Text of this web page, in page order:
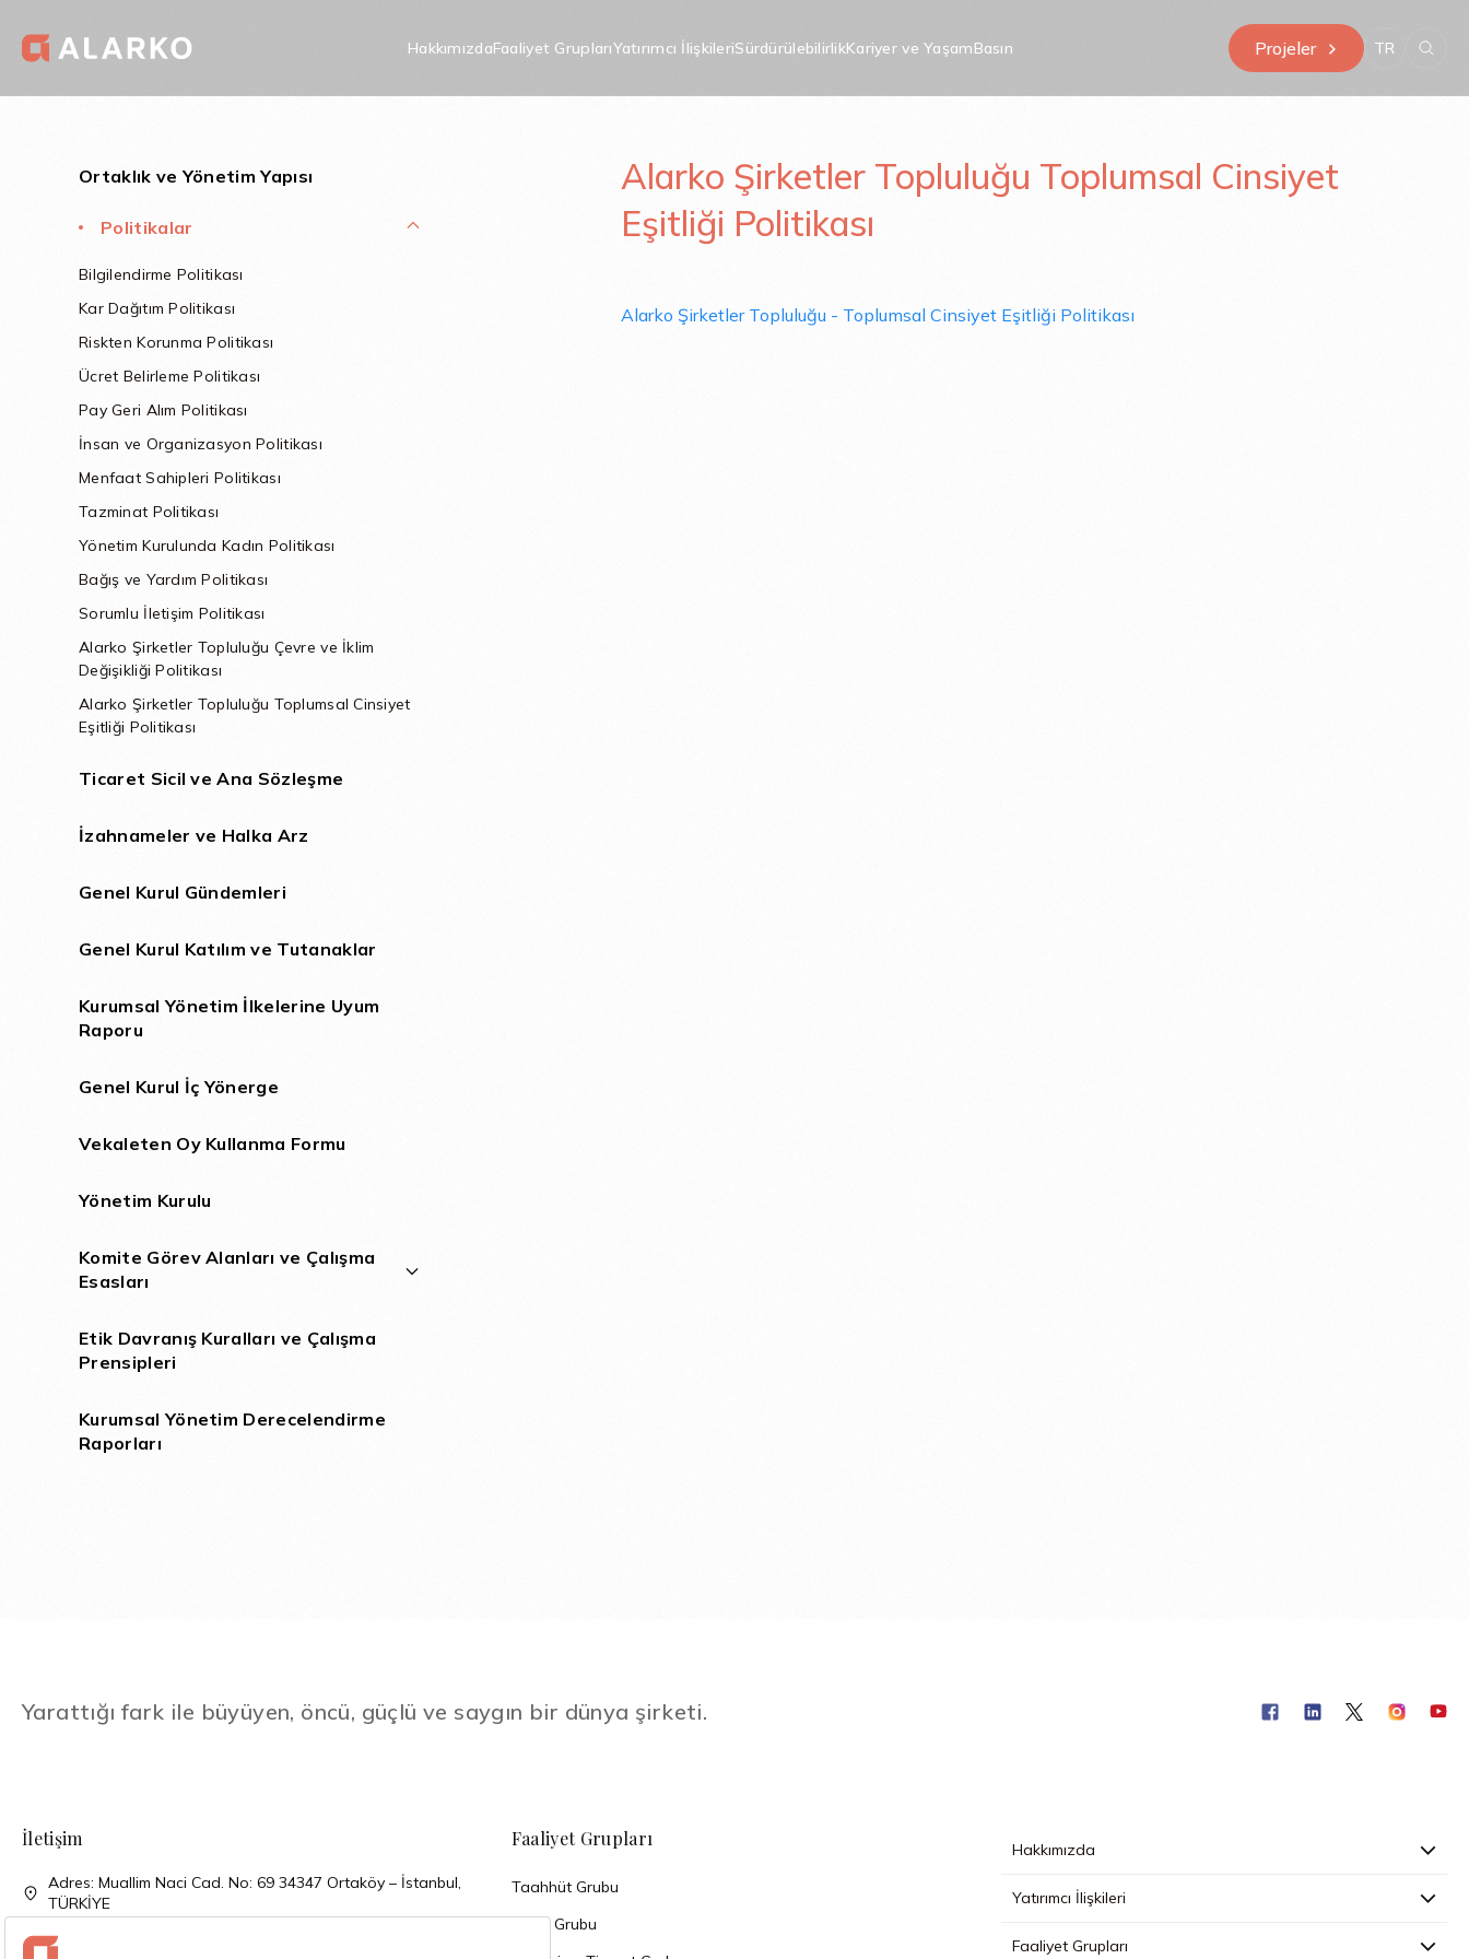
HakkımızdaFaaliyet GruplarıYatırımcı İlişkileriSürdürülebilirlikKariyer ve YaşamBasın Projeler TR
Alarko Şirketler Topluluğu Toplumsal Cinsiyet
Eşitliği Politikası
Ortaklık ve Yönetim Yapısı
Politikalar
Bilgilendirme Politikası
Kar Dağıtım Politikası
Riskten Korunma Politikası
Ücret Belirleme Politikası
Pay Geri Alım Politikası
İnsan ve Organizasyon Politikası
Menfaat Sahipleri Politikası
Tazminat Politikası
Yönetim Kurulunda Kadın Politikası
Bağış ve Yardım Politikası
Sorumlu İletişim Politikası
Alarko Şirketler Topluluğu Çevre ve İklim
Değişikliği Politikası
Alarko Şirketler Topluluğu Toplumsal Cinsiyet
Eşitliği Politikası
Ticaret Sicil ve Ana Sözleşme
İzahnameler ve Halka Arz
Genel Kurul Gündemleri
Genel Kurul Katılım ve Tutanaklar
Kurumsal Yönetim İlkelerine Uyum
Raporu
Genel Kurul İç Yönerge
Vekaleten Oy Kullanma Formu
Yönetim Kurulu
Komite Görev Alanları ve Çalışma
Esasları
Etik Davranış Kuralları ve Çalışma
Prensipleri
Kurumsal Yönetim Derecelendirme
Raporları
Alarko Şirketler Topluluğu Toplumsal Cinsiyet
Eşitliği Politikası
Alarko Şirketler Topluluğu - Toplumsal Cinsiyet Eşitliği Politikası
Yarattığı fark ile büyüyen, öncü, güçlü ve saygın bir dünya şirketi.
İletişim
Adres: Muallim Naci Cad. No: 69 34347 Ortaköy – İstanbul,
TÜRKİYE
Telefon: + 90 (212) 310 33 00
Faaliyet Grupları
Taahhüt Grubu
Enerji Grubu
Hakkımızda
Yatırımcı İlişkileri
Faaliyet Grupları